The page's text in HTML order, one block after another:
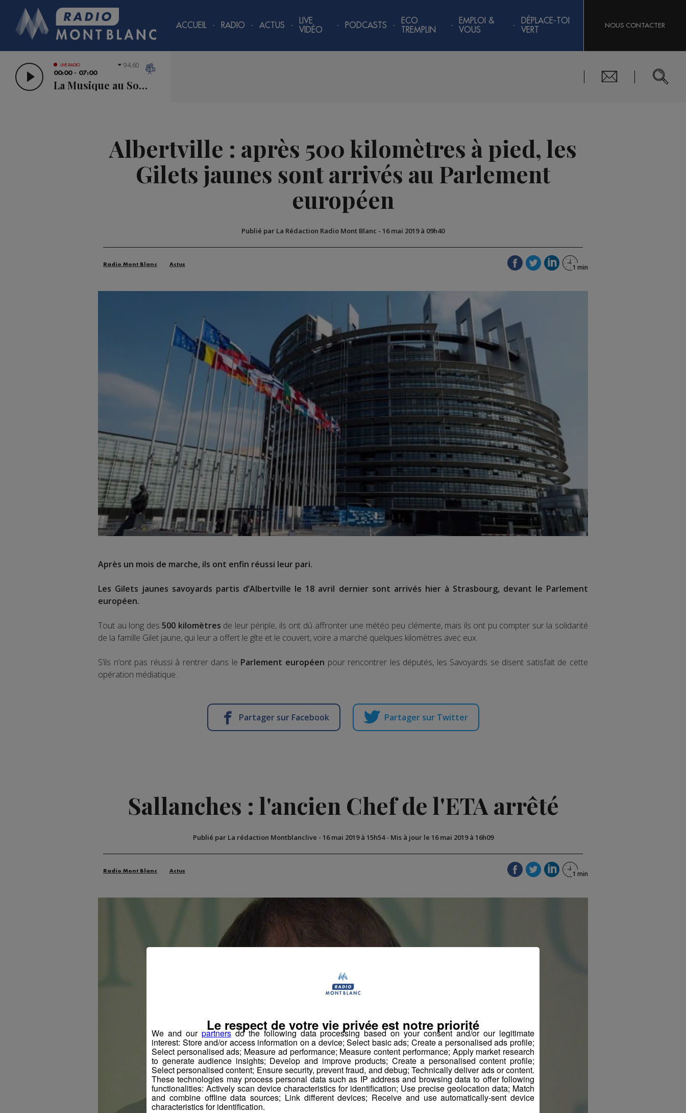
ACCUEIL RADIO ACTUS
LIVE
VIDÉO
PODCASTS
ECO
TREMPLIN
EMPLOI &
VOUS
DÉPLACE-TOI
VERT
NOUS CONTACTER
LIVE RADIO
00:00 - 07:00
La Musique au Sommet
94.60
Albertville : après 500 kilomètres à pied, les
Gilets jaunes sont arrivés au Parlement
européen
Publié par La Rédaction Radio Mont Blanc - 16 mai 2019 à 09h40
Radio Mont Blanc Actus
Après un mois de marche, ils ont enfin réussi leur pari.
Les Gilets jaunes savoyards partis d’Albertville le 18 avril dernier sont arrivés hier à Strasbourg, devant le Parlement
européen.
Tout au long des500 kilomètres de leur périple, ils ont dû affronter une météo peu clémente, mais ils ont pu compter sur la solidarité
de la famille Gilet jaune, qui leur a offert le gîte et le couvert, voire a marché quelques kilomètres avec eux.
S’ils n’ont pas réussi à rentrer dans le Parlement européen pour rencontrer les députés, les Savoyards se disent satisfait de cette
opération médiatique.
Partager sur Facebook Partager sur Twitter
Sallanches : l'ancien Chef de l'ETA arrêté
Publié par La rédaction Montblanclive - 16 mai 2019 à 15h54- Mis à jour le 16 mai 2019 à 16h09
Radio Mont Blanc Actus
We and our partnersdo the following data processing based on your consent and/or our legitimate
interest: Store and/or access information on a device; Select basic ads; Create a personalised ads profile;
Select personalised ads; Measure ad performance; Measure content performance; Apply market research
to generate audience insights; Develop and improve products; Create a personalised content profile;
Select personalised content; Ensure security, prevent fraud, and debug; Technically deliver ads or content.
These technologies may process personal data such as IP address and browsing data to offer following
functionalities: Actively scan device characteristics for identification; Use precise geolocation data; Match
and combine offline data sources; Link different devices; Receive and use automatically-sent device
characteristics for identification.
Le respect de votre vie privée est notre priorité